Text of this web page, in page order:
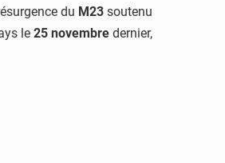
du M23 soutenu
le 25 novembre dernier,